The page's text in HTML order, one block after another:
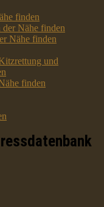
finden
Nähe finden
Nähe finden
und
finden